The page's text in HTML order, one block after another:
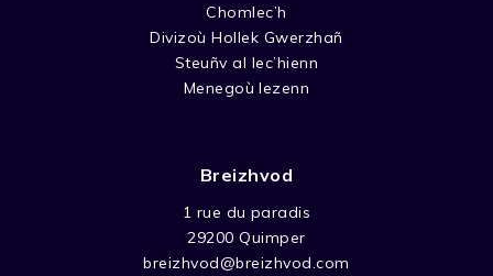
Chomlec’h
Divizoù Hollek Gwerzhañ
Steuñv al lec’hienn
Menegoù lezenn
Breizhvod
1 rue du paradis
29200 Quimper
breizhvod@breizhvod.com